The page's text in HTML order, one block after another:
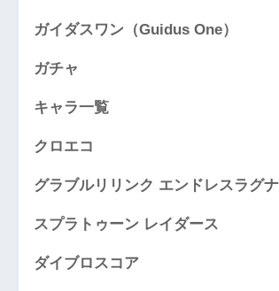
ガイダスワン（Guidus One）
ガチャ
キャラ一覧
クロエコ
グラブルリリンク エンドレスラグ
スプラトゥーン レイダース
ダイブロスコア